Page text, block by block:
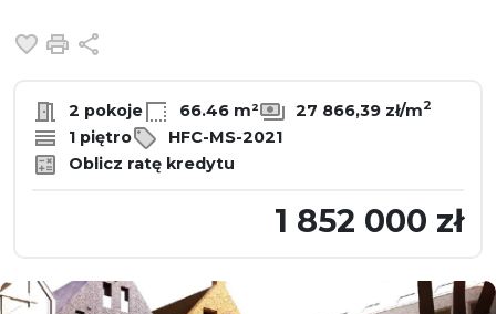
Dodaj do ulubionych
Drukuj
2 pokoje 66.46 m² 27 866,39 zł/m2
1 piętro
HFC-MS-2021
Oblicz ratę kredytu
1 852 000 zł